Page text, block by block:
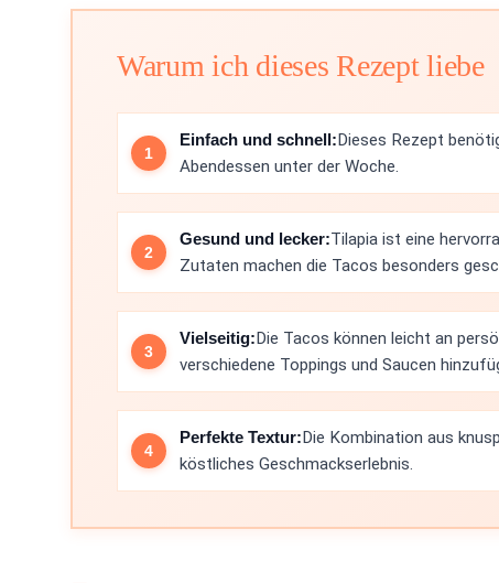
Warum ich dieses Rezept liebe
Einfach und schnell:Dieses Rezept
Abendessen unter der Woche.
Gesund und lecker:Tilapia ist eine
Zutaten machen die Tacos besonders
Vielseitig:Die Tacos können leicht an
verschiedene Toppings und Saucen
Perfekte Textur:Die Kombination aus
köstliches Geschmackserlebnis.